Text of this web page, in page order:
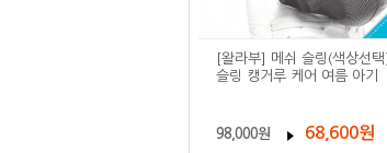
[왈라부] 메쉬 슬링(색상선
슬링 캥거루 케어 여름 아기
98,000원 68,600원